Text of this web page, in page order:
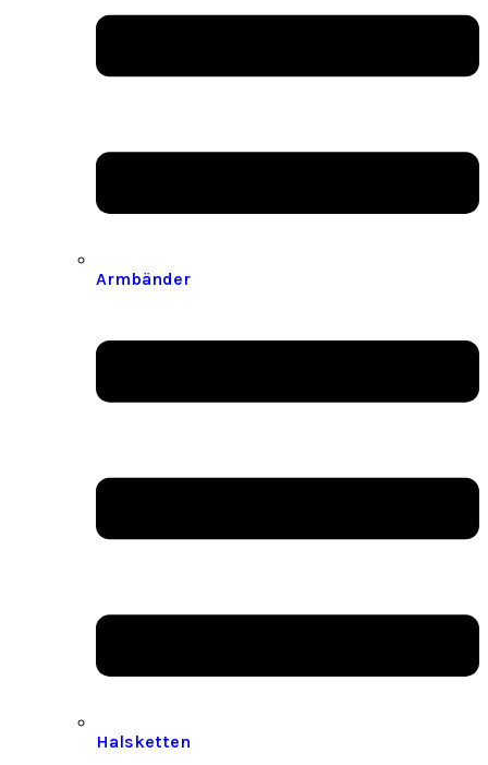
Armbänder
Halsketten